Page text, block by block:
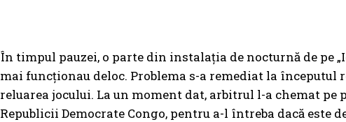
În timpul pauzei, o parte din instalația de nocturnă de pe
mai funcționau deloc. Problema s-a remediat la începutul
reluarea jocului. La un moment dat, arbitrul l-a chemat
Republicii Democrate Congo, pentru a-l întreba dacă